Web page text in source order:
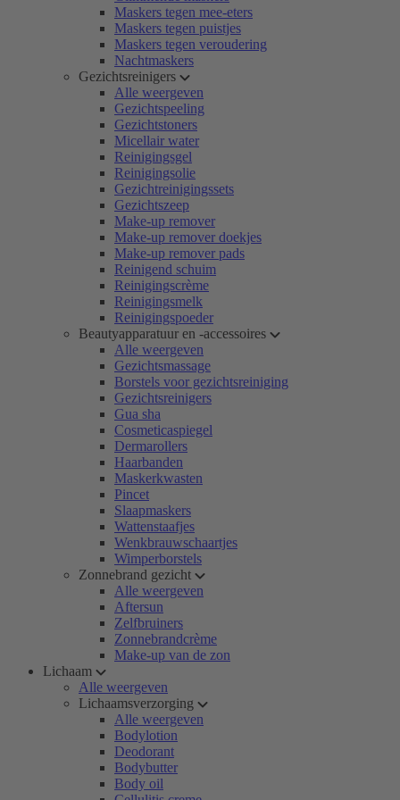
Maskers tegen mee-eters
Maskers tegen puistjes
Maskers tegen veroudering
Nachtmaskers
Gezichtsreinigers
Alle weergeven
Gezichtspeeling
Gezichtstoners
Micellair water
Reinigingsgel
Reinigingsolie
Gezichtreinigingssets
Gezichtszeep
Make-up remover
Make-up remover doekjes
Make-up remover pads
Reinigend schuim
Reinigingscrème
Reinigingsmelk
Reinigingspoeder
Beautyapparatuur en -accessoires
Alle weergeven
Gezichtsmassage
Borstels voor gezichtsreiniging
Gezichtsreinigers
Gua sha
Cosmeticaspiegel
Dermarollers
Haarbanden
Maskerkwasten
Pincet
Slaapmaskers
Wattenstaafjes
Wenkbrauwschaartjes
Wimperborstels
Zonnebrand gezicht
Alle weergeven
Aftersun
Zelfbruiners
Zonnebrandcrème
Make-up van de zon
Lichaam
Alle weergeven
Lichaamsverzorging
Alle weergeven
Bodylotion
Deodorant
Bodybutter
Body oil